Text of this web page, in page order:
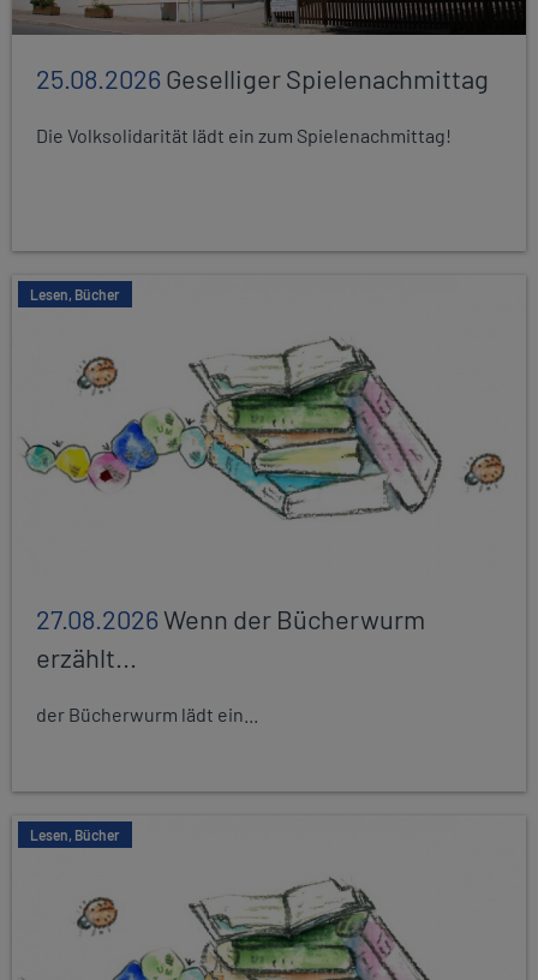
25.08.2026Geselliger Spielenachmittag
Die Volksolidarität lädt ein zum Spielenachmittag!
Lesen, Bücher
27.08.2026Wenn der Bücherwurm
erzählt...
der Bücherwurm lädt ein...
Lesen, Bücher